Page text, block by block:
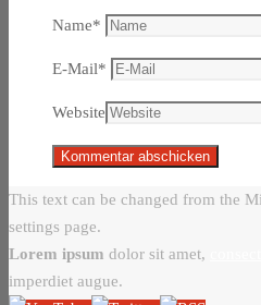
Name*
E-Mail*
Website
This text can be changed from the
settings page.
Lorem ipsum dolor sit amet,
imperdiet augue.